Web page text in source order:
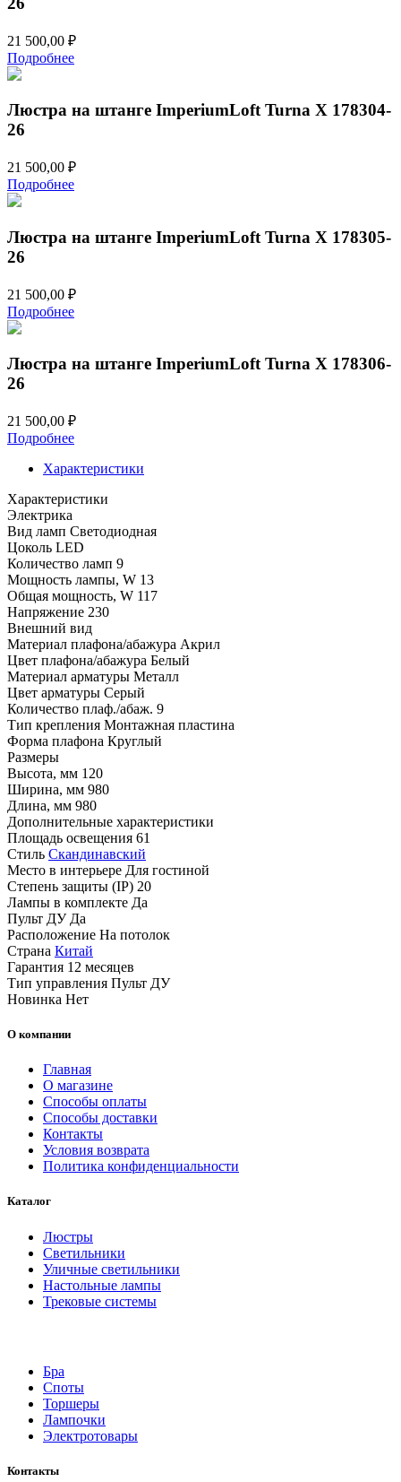
21 500,00 ₽
Подробнее
Люстра на штанге ImperiumLoft Turna X 178304-
26
21 500,00 ₽
Подробнее
Люстра на штанге ImperiumLoft Turna X 178305-
26
21 500,00 ₽
Подробнее
Люстра на штанге ImperiumLoft Turna X 178306-
26
21 500,00 ₽
Подробнее
Характеристики
Характеристики
Электрика
Вид ламп Светодиодная
Цоколь LED
Количество ламп 9
Мощность лампы, W 13
Общая мощность, W 117
Напряжение 230
Внешний вид
Материал плафона/абажура Акрил
Цвет плафона/абажура Белый
Материал арматуры Металл
Цвет арматуры Серый
Количество плаф./абаж. 9
Тип крепления Монтажная пластина
Форма плафона Круглый
Размеры
Высота, мм 120
Ширина, мм 980
Длина, мм 980
Дополнительные характеристики
Площадь освещения 61
Стиль Скандинавский
Место в интерьере Для гостиной
Степень защиты (IP) 20
Лампы в комплекте Да
Пульт ДУ Да
Расположение На потолок
Страна Китай
Гарантия 12 месяцев
Тип управления Пульт ДУ
Новинка Нет
О компании
Главная
О магазине
Способы оплаты
Способы доставки
Контакты
Условия возврата
Политика конфиденциальности
Каталог
Люстры
Светильники
Уличные светильники
Настольные лампы
Трековые системы
Бра
Споты
Торшеры
Лампочки
Электротовары
Контакты